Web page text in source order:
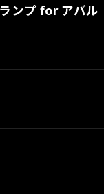
ンプ for アバル